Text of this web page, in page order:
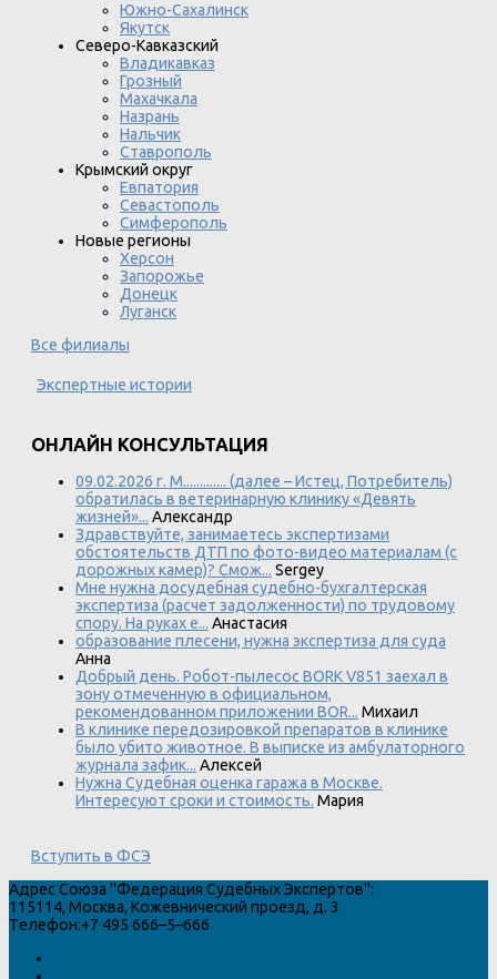
Южно-Сахалинск
Якутск
Северо-Кавказский
Владикавказ
Грозный
Махачкала
Назрань
Нальчик
Ставрополь
Крымский округ
Евпатория
Севастополь
Симферополь
Новые регионы
Херсон
Запорожье
Донецк
Луганск
Все филиалы
Экспертные истории
ОНЛАЙН КОНСУЛЬТАЦИЯ
09.02.2026 г. М............. (далее – Истец, Потребитель)
обратилась в ветеринарную клинику «Девять
жизней»... Александр
Здравствуйте, занимаетесь экспертизами
обстоятельств ДТП по фото-видео материалам (с
дорожных камер)? Смож... Sergey
Мне нужна досудебная судебно-бухгалтерская
экспертиза (расчет задолженности) по трудовому
спору. На руках е... Анастасия
образование плесени, нужна экспертиза для суда
Анна
Добрый день. Робот-пылесос BORK V851 заехал в
зону отмеченную в официальном,
рекомендованном приложении BOR... Михаил
В клинике передозировкой препаратов в клинике
было убито животное. В выписке из амбулаторного
журнала зафик... Алексей
Нужна Судебная оценка гаража в Москве.
Интересуют сроки и стоимость. Мария
Вступить в ФСЭ
Адрес Союза "Федерация Судебных Экспертов":
115114, Москва, Кожевнический проезд, д. 3
Телефон:+7 495 666–5–666